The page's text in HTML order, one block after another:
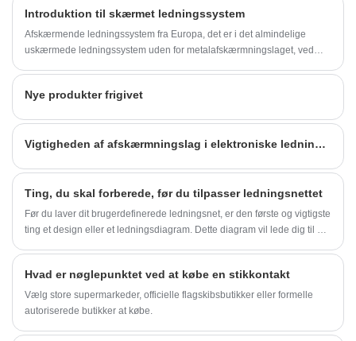
Introduktion til skærmet ledningssystem
Afskærmende ledningssystem fra Europa, det er i det almindelige
uskærmede ledningssystem uden for metalafskærmningslaget, ved
Nye produkter frigivet
Vigtigheden af ​​afskærmningslag i elektroniske ledningsnet
Ting, du skal forberede, før du tilpasser ledningsnettet
Før du laver dit brugerdefinerede ledningsnet, er den første og vigtigste
ting et design eller et ledningsdiagram. Dette diagram vil lede dig til at
Hvad er nøglepunktet ved at købe en stikkontakt
Vælg store supermarkeder, officielle flagskibsbutikker eller formelle
autoriserede butikker at købe.